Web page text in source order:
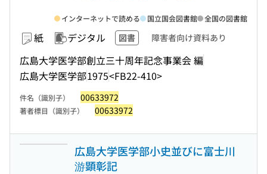
紙 デジタル 図書 障害者向け資料あり
広島大学医学部創立三十周年記念事業会 編
広島大学医学部1975<FB22-410>
インターネットで読める 国立国会図書館 全国の図書館
件名（識別子） 00633972
著者標目（識別子） 00633972
広島大学医学部小史並びに富士川
游顕彰記